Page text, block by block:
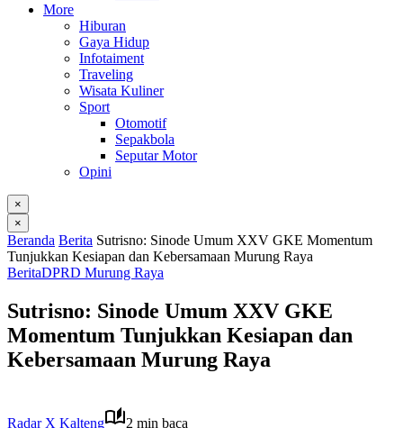
More
Hiburan
Gaya Hidup
Infotaiment
Traveling
Wisata Kuliner
Sport
Otomotif
Sepakbola
Seputar Motor
Opini
×
×
Beranda Berita Sutrisno: Sinode Umum XXV GKE Momentum
Tunjukkan Kesiapan dan Kebersamaan Murung Raya
BeritaDPRD Murung Raya
Sutrisno: Sinode Umum XXV GKE
Momentum Tunjukkan Kesiapan dan
Kebersamaan Murung Raya
Radar X Kalteng
2 min baca